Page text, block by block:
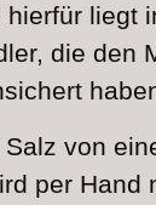
hierfür liegt
die den
von
per